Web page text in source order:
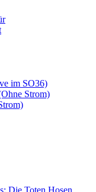
im SO36)
Strom)
Die Toten Hosen